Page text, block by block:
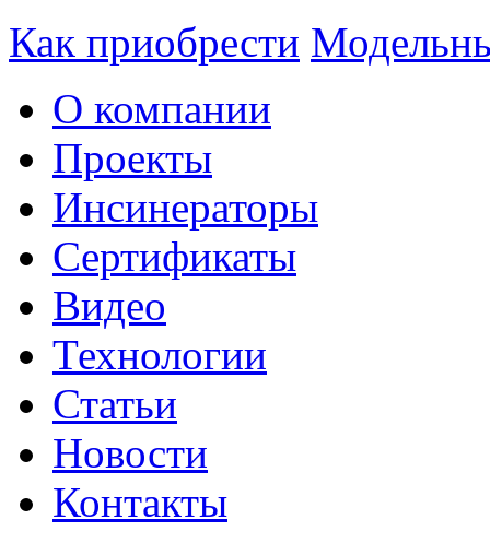
Как приобрести
О компании
Проекты
Инсинераторы
Сертификаты
Видео
Технологии
Статьи
Новости
Контакты